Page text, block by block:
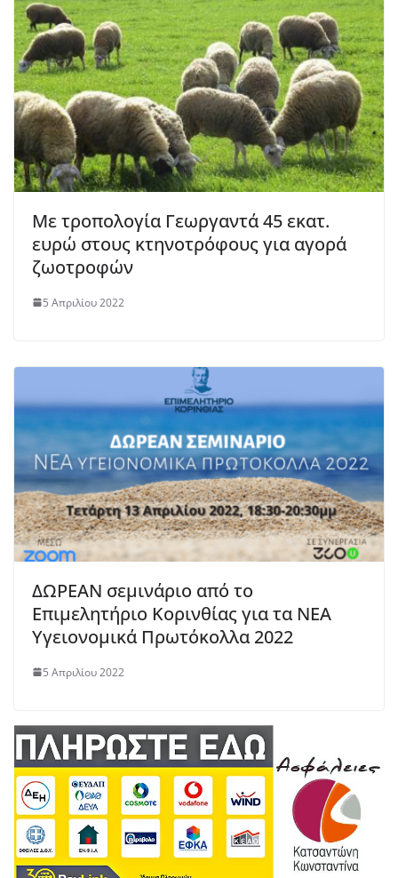
Με τροπολογία Γεωργαντά 45 εκατ.
ευρώ στους κτηνοτρόφους για αγορά
ζωοτροφών
5 Απριλίου 2022
ΔΩΡΕΑΝ σεμινάριο από το
Επιμελητήριο Κορινθίας για τα NEA
Υγειονομικά Πρωτόκολλα 2022
5 Απριλίου 2022